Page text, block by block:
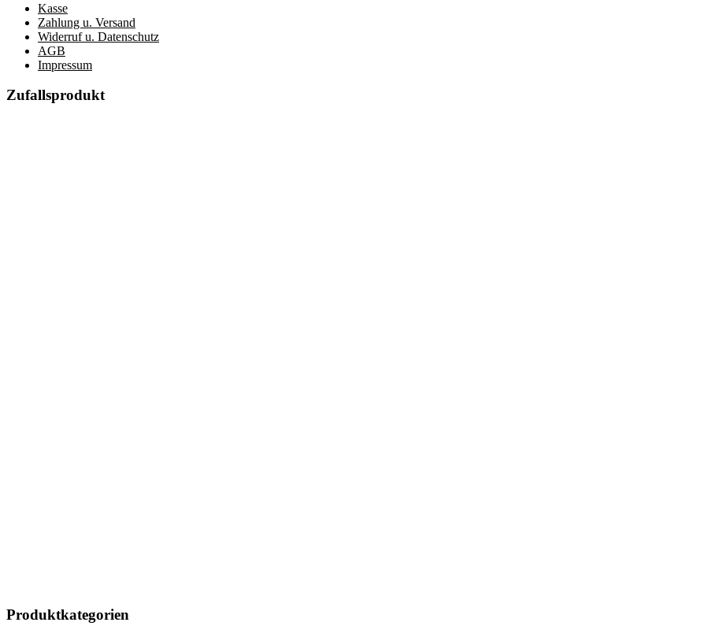
Kasse
Zahlung u. Versand
Widerruf u. Datenschutz
AGB
Impressum
Zufallsprodukt
Produktkategorien